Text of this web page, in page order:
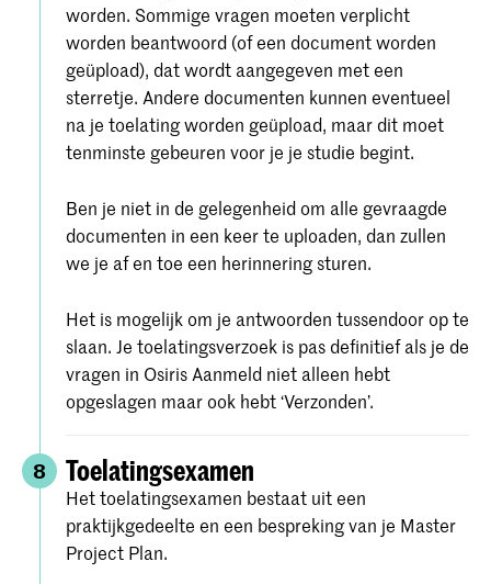
worden. Sommige vragen moeten verplicht
worden beantwoord (of een document worden
geüpload), dat wordt aangegeven met een
sterretje. Andere documenten kunnen eventueel
na je toelating worden geüpload, maar dit moet
tenminste gebeuren voor je je studie begint.
Ben je niet in de gelegenheid om alle gevraagde
documenten in een keer te uploaden, dan zullen
we je af en toe een herinnering sturen.
Het is mogelijk om je antwoorden tussendoor op te
slaan. Je toelatingsverzoek is pas definitief als je de
vragen in Osiris Aanmeld niet alleen hebt
opgeslagen maar ook hebt ‘Verzonden’.
8 Toelatingsexamen
Het toelatingsexamen bestaat uit een
praktijkgedeelte en een bespreking van je Master
Project Plan.